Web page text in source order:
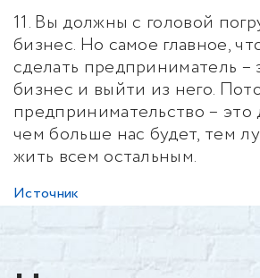
11. Вы должны с головой
бизнес. Но самое главное,
сделать предприниматель –
бизнес и выйти из него.
предпринимательство – это
чем больше нас будет, тем
жить всем остальным.
Источник